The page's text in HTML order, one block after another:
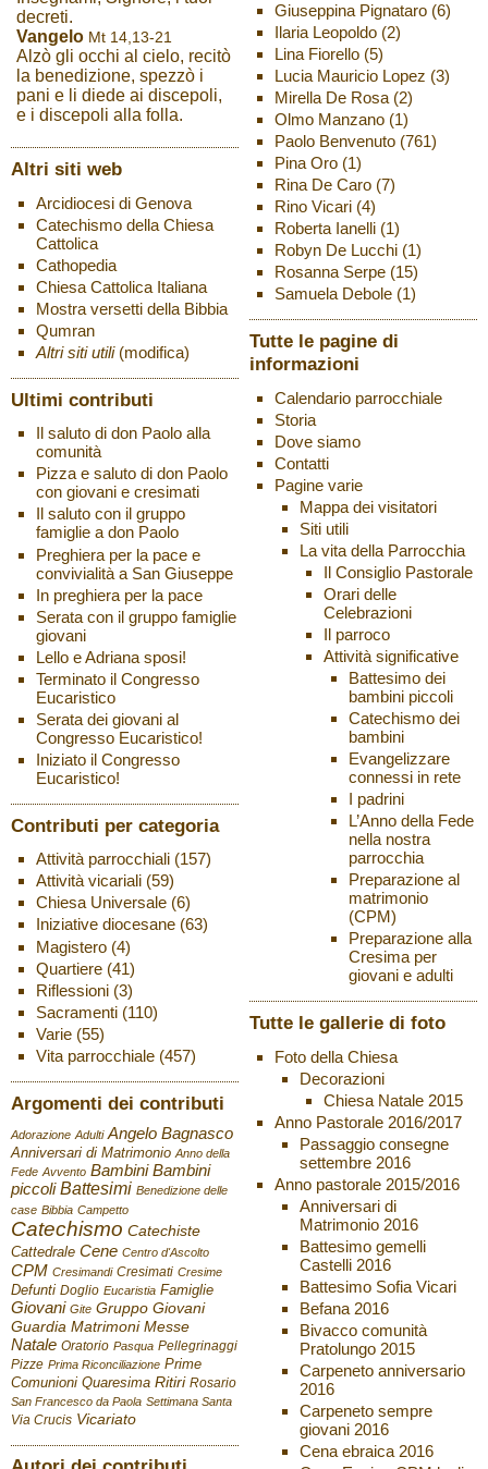
decreti.
Vangelo Mt 14,13-21
Alzò gli occhi al cielo, recitò
la benedizione, spezzò i
pani e li diede ai discepoli,
e i discepoli alla folla.
Altri siti web
Arcidiocesi di Genova
Catechismo della Chiesa
Cattolica
Cathopedia
Chiesa Cattolica Italiana
Mostra versetti della Bibbia
Qumran
Altri siti utili (modifica)
Ultimi contributi
Il saluto di don Paolo alla
comunità
Pizza e saluto di don Paolo
con giovani e cresimati
Il saluto con il gruppo
famiglie a don Paolo
Preghiera per la pace e
convivialità a San Giuseppe
In preghiera per la pace
Serata con il gruppo famiglie
giovani
Lello e Adriana sposi!
Terminato il Congresso
Eucaristico
Serata dei giovani al
Congresso Eucaristico!
Iniziato il Congresso
Eucaristico!
Contributi per categoria
Attività parrocchiali(157)
Attività vicariali(59)
Chiesa Universale(6)
Iniziative diocesane(63)
Magistero(4)
Quartiere(41)
Riflessioni(3)
Sacramenti(110)
Varie(55)
Vita parrocchiale(457)
Argomenti dei contributi
Adorazione Adulti Angelo Bagnasco
Anniversari di Matrimonio Anno della
Fede Avvento Bambini Bambini
piccoli Battesimi Benedizione delle
case Bibbia Campetto
Catechismo Catechiste
Cattedrale Cene Centro d'Ascolto
CPM Cresimandi Cresimati Cresime
Defunti Doglio Eucaristia Famiglie
Giovani Gite Gruppo Giovani
Guardia Matrimoni Messe
Natale Oratorio Pasqua Pellegrinaggi
Pizze Prima Riconciliazione Prime
Comunioni Quaresima Ritiri Rosario
San Francesco da Paola Settimana Santa
Via Crucis Vicariato
Giuseppina Pignataro(6)
Ilaria Leopoldo(2)
Lina Fiorello(5)
Lucia Mauricio Lopez (3)
Mirella De Rosa(2)
Olmo Manzano(1)
Paolo Benvenuto(761)
Pina Oro(1)
Rina De Caro(7)
Rino Vicari(4)
Roberta Ianelli(1)
Robyn De Lucchi(1)
Rosanna Serpe(15)
Samuela Debole(1)
Tutte le pagine di
informazioni
Calendario parrocchiale
Storia
Dove siamo
Contatti
Pagine varie
Mappa dei visitatori
Siti utili
La vita della Parrocchia
Il Consiglio Pastorale
Orari delle
Celebrazioni
Il parroco
Attività significative
Battesimo dei
bambini piccoli
Catechismo dei
bambini
Evangelizzare
connessi in rete
I padrini
L’Anno della Fede
nella nostra
parrocchia
Preparazione al
matrimonio
(CPM)
Preparazione alla
Cresima per
giovani e adulti
Tutte le gallerie di foto
Foto della Chiesa
Decorazioni
Chiesa Natale 2015
Anno Pastorale 2016/2017
Passaggio consegne
settembre 2016
Anno pastorale 2015/2016
Anniversari di
Matrimonio 2016
Battesimo gemelli
Castelli 2016
Battesimo Sofia Vicari
Befana 2016
Bivacco comunità
Pratolungo 2015
Carpeneto anniversario
2016
Carpeneto sempre
giovani 2016
Cena ebraica 2016